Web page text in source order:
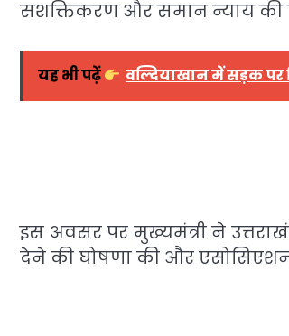
सशक्तिकरण और समान न्याय की
यह भी पढ़ें वल्दियाखान में सड़क पर
इस अवसर पर मुख्यमंत्री ने
देने की घोषणा की और एसोसिएशन